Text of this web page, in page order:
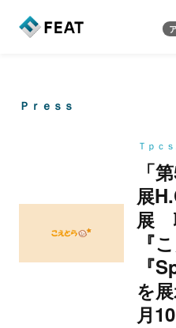
Ｐｒｅｓｓ
Ｔｐｃｓ.
「第
展
展
『こ
『
を展
月10